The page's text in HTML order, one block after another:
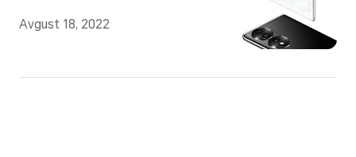
Avgust 18, 2022